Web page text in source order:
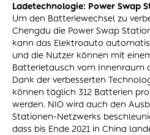
Ladetechnologie: Power Swap
Um den Batteriewechsel zu
Chengdu die Power Swap
kann das Elektroauto
und die Nutzer können mit
Batterietausch vom Innenraum
Dank der verbesserten
können täglich 312 Batterien
werden. NIO wird auch den
Stationen-Netzwerks
dass bis Ende 2021 in China